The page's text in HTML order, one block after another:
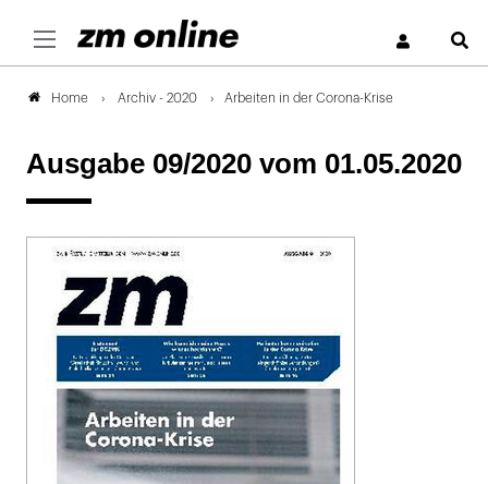
Home Archiv - 2020 Arbeiten in der Corona-Krise
Ausgabe 09/2020 vom 01.05.2020